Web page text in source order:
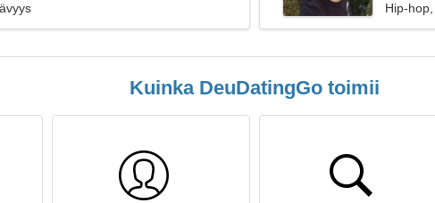
Hip-
Kuinka DeuDatingGo toimii